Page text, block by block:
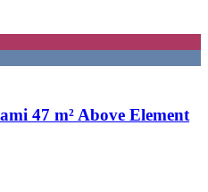
47 m² Above Element